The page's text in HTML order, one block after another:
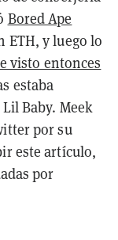
Bored Ape
ETH, y luego lo
visto entonces
estaba
Baby. Meek
por su
este artículo,
por